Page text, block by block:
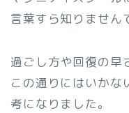
言葉すら知りません
過ごし方や回復の早
この通りにはいかな
考になりました。